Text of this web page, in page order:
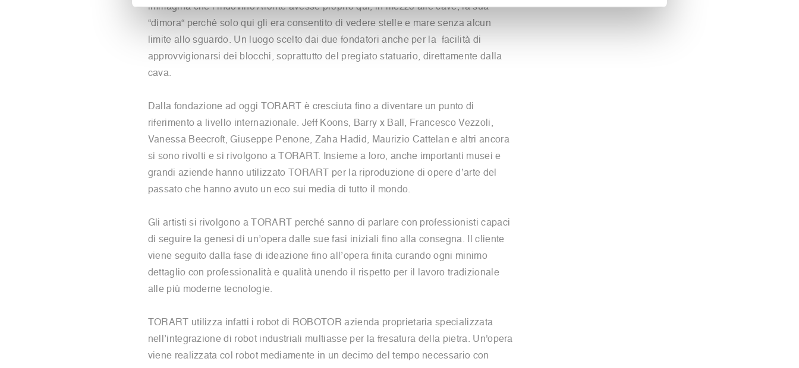
immagina che l’indovino Aronte avesse proprio qui, in mezzo alle cave, la sua
“dimora“ perché solo qui gli era consentito di vedere stelle e mare senza alcun
limite allo sguardo. Un luogo scelto dai due fondatori anche per la facilità di
approvvigionarsi dei blocchi, soprattutto del pregiato statuario, direttamente dalla
cava.
Dalla fondazione ad oggi TORART è cresciuta fino a diventare un punto di
riferimento a livello internazionale. Jeff Koons, Barry x Ball, Francesco Vezzoli,
Vanessa Beecroft, Giuseppe Penone, Zaha Hadid, Maurizio Cattelan e altri ancora
si sono rivolti e si rivolgono a TORART. Insieme a loro, anche importanti musei e
grandi aziende hanno utilizzato TORART per la riproduzione di opere d’arte del
passato che hanno avuto un eco sui media di tutto il mondo.
Gli artisti si rivolgono a TORART perché sanno di parlare con professionisti capaci
di seguire la genesi di un’opera dalle sue fasi iniziali fino alla consegna. Il cliente
viene seguito dalla fase di ideazione fino all’opera finita curando ogni minimo
dettaglio con professionalità e qualità unendo il rispetto per il lavoro tradizionale
alle più moderne tecnologie.
TORART utilizza infatti i robot di ROBOTOR azienda proprietaria specializzata
nell’integrazione di robot industriali multiasse per la fresatura della pietra. Un'opera
viene realizzata col robot mediamente in un decimo del tempo necessario con